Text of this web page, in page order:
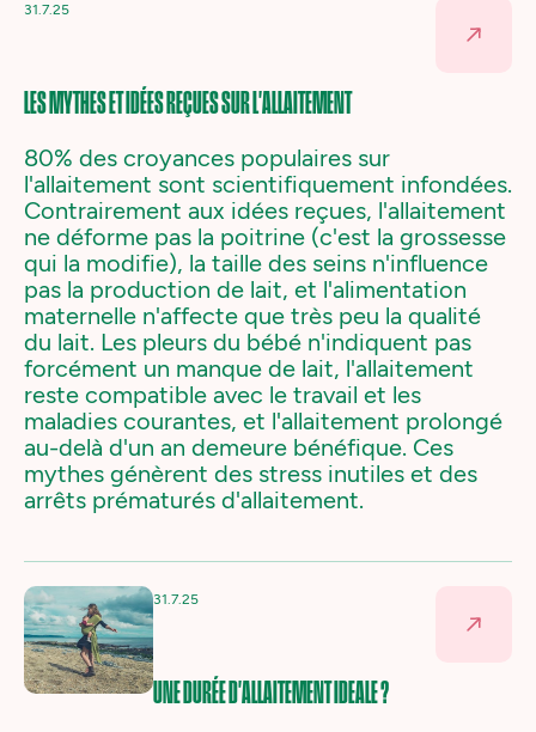
31.7.25
LES MYTHES ET IDÉES REÇUES SUR L'ALLAITEMENT
80% des croyances populaires sur
l'allaitement sont scientifiquement infondées.
Contrairement aux idées reçues, l'allaitement
ne déforme pas la poitrine (c'est la grossesse
qui la modifie), la taille des seins n'influence
pas la production de lait, et l'alimentation
maternelle n'affecte que très peu la qualité
du lait. Les pleurs du bébé n'indiquent pas
forcément un manque de lait, l'allaitement
reste compatible avec le travail et les
maladies courantes, et l'allaitement prolongé
au-delà d'un an demeure bénéfique. Ces
mythes génèrent des stress inutiles et des
arrêts prématurés d'allaitement.
31.7.25
UNE DURÉE D'ALLAITEMENT IDEALE ?